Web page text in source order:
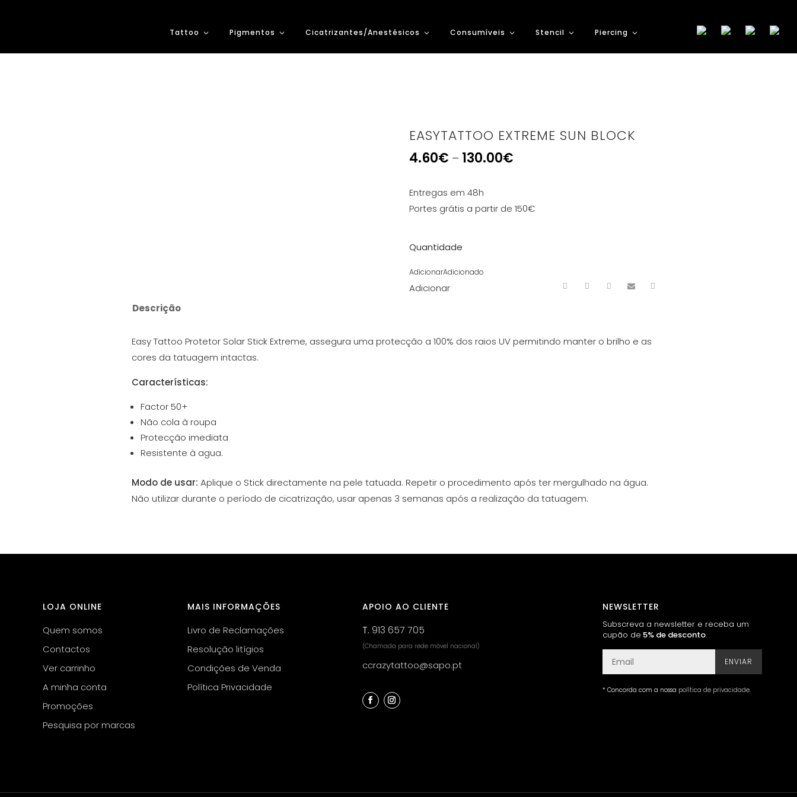
Tattoo Pigmentos Cicatrizantes/Anestésicos Consumíveis Stencil Piercing
EASYTATTOO EXTREME SUN BLOCK
4.60€ – 130.00€
Entregas em 48h
Portes grátis a partir de 150€
Quantidade
AdicionarAdicionado
Adicionar
Descrição
Easy Tattoo Protetor Solar Stick Extreme, assegura uma protecção a 100% dos raios UV permitindo manter o brilho e as
cores da tatuagem intactas.
Características:
Factor 50+
Não cola à roupa
Protecção imediata
Resistente à agua.
Modo de usar: Aplique o Stick directamente na pele tatuada. Repetir o procedimento após ter mergulhado na água.
Não utilizar durante o período de cicatrização, usar apenas 3 semanas após a realização da tatuagem.
LOJA ONLINE
Quem somos
Contactos
Ver carrinho
A minha conta
Promoções
Pesquisa por marcas
MAIS INFORMAÇÕES
Livro de Reclamações
Resolução litígios
Condições de Venda
Política Privacidade
APOIO AO CLIENTE
T. 913 657 705
(Chamada para rede móvel nacional)
ccrazytattoo@sapo.pt
NEWSLETTER
Subscreva a newsletter e receba um
cupão de 5% de desconto.
ENVIAR
* Concorda com a nossa política de privacidade.